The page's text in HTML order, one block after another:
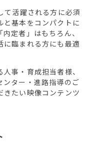
て活躍される方に必須
と基本をコンパクトに
定者」はもちろん、
に臨まれる方にも最適
事・育成担当者様、
ンター・進路指導のご
きたい映像コンテンツ